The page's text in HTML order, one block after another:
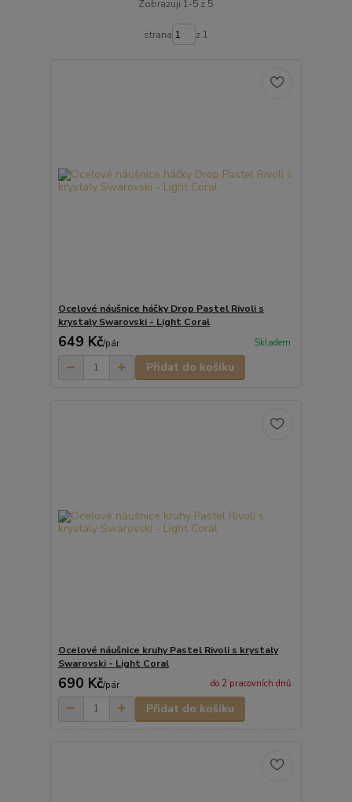
Zobrazuji 1-5 z 5
strana z 1
Ocelové náušnice háčky Drop Pastel Rivoli s
krystaly Swarovski - Light Coral
649 Kč/pár Skladem
Přidat do košíku
Ocelové náušnice kruhy Pastel Rivoli s krystaly
Swarovski - Light Coral
690 Kč/pár do 2 pracovních dnů
Přidat do košíku